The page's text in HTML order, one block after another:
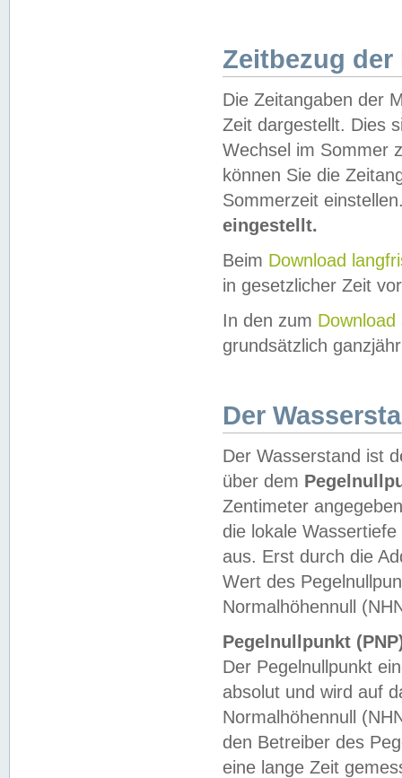
Zeitbezug der
Die Zeitangaben der
Zeit dargestellt. Dies
Wechsel im Sommer
können Sie die
Sommerzeit
eingestellt.
Beim Download
in gesetzlicher Zeit
In den zum Download
grundsätzlich
Der
Der Wasserstand ist
über dem
Zentimeter
die lokale
aus. Erst durch die
Wert des
Normalhöhennull
Pegelnullpunkt
Der Pegelnullpunkt
absolut und wird auf
Normalhöhennull
den Betreiber des
eine lange Zeit